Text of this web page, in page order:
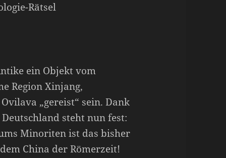
Rätsel
ein Objekt vom
Region Xinjang,
„gereist“ sein. Dank
steht nun fest:
Minoriten ist das bisher
China der Römerzeit!